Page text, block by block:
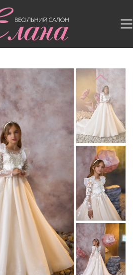
/Дитяча сукня 3743